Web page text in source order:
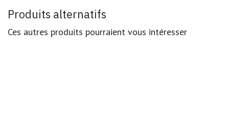
Produits alternatifs
Ces autres produits pourraient vous intéresser